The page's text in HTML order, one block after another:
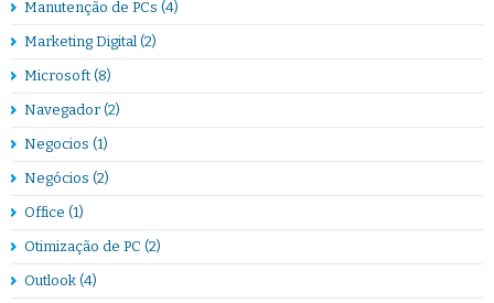
Manutenção de PCs (4)
Marketing Digital (2)
Microsoft (8)
Navegador (2)
Negocios (1)
Negócios (2)
Office (1)
Otimização de PC (2)
Outlook (4)